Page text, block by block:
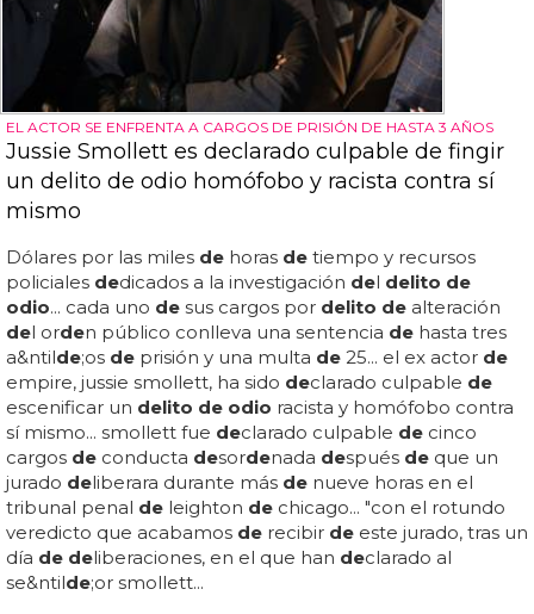
EL ACTOR SE ENFRENTA A CARGOS DE PRISIÓN DE HASTA 3 AÑOS
Jussie Smollett es declarado culpable de fingir
un delito de odio homófobo y racista contra sí
mismo
Dólares por las miles de horas de tiempo y recursos
policiales dedicados a la investigación del delito de
odio... cada uno de sus cargos por delito de alteración
del orden público conlleva una sentencia de hasta tres
a&ntilde;os de prisión y una multa de 25... el ex actor de
empire, jussie smollett, ha sido declarado culpable de
escenificar un delito de odio racista y homófobo contra
sí mismo... smollett fue declarado culpable de cinco
cargos de conducta desordenada después de que un
jurado deliberara durante más de nueve horas en el
tribunal penal de leighton de chicago... "con el rotundo
veredicto que acabamos de recibir de este jurado, tras un
día de deliberaciones, en el que han declarado al
se&ntilde;or smollett...